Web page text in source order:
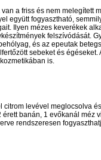
a friss és nem melegített
együtt fogyasztható,
Ilyen mézes keverékek
felszívódását.
és az epeutak
sebeket és égéseket.
is.
citrom levével meglocsolva
banán, 1 evőkanál méz
rendszeresen